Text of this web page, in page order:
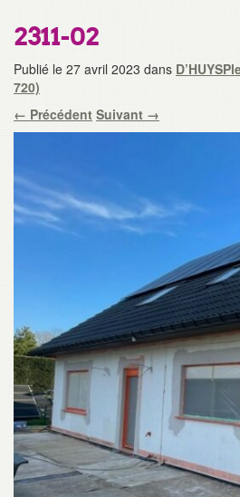
2311-02
Publié le 27 avril 2023 dans D’HUYS
720)
← Précédent Suivant →